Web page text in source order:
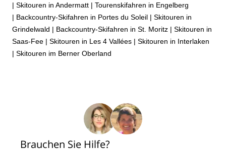
| Skitouren in Andermatt | Tourenskifahren in Engelberg
| Backcountry-Skifahren in Portes du Soleil | Skitouren in
Grindelwald | Backcountry-Skifahren in St. Moritz | Skitouren in
Saas-Fee | Skitouren in Les 4 Vallées | Skitouren in Interlaken
| Skitouren im Berner Oberland
Brauchen Sie Hilfe?